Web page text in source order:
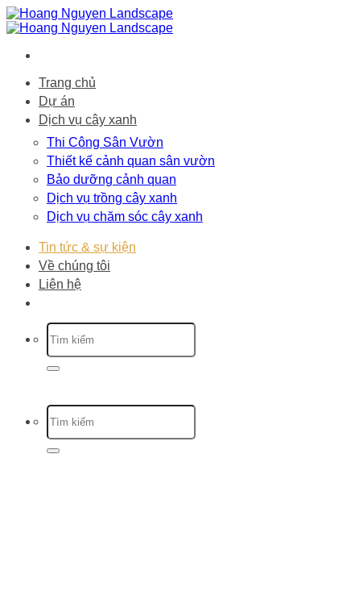
Bỏ
qua
dung
Trang chủ
Dự án
Dịch vụ cây xanh
Thi Công Sân Vườn
Thiết kế cảnh quan sân vườn
Bảo dưỡng cảnh quan
Dịch vụ trồng cây xanh
Dịch vụ chăm sóc cây xanh
Tin tức & sự kiện
Về chúng tôi
Liên hệ